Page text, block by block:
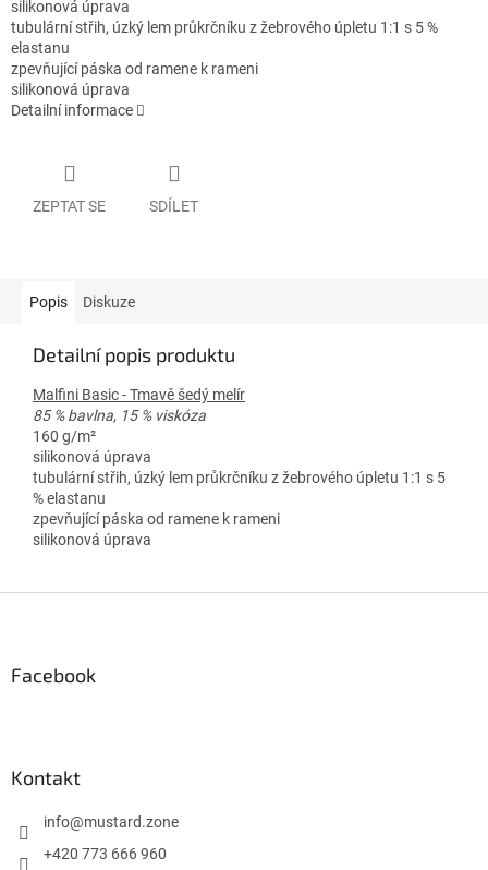
silikonová úprava
tubulární střih, úzký lem průkrčníku z žebrového úpletu 1:1 s 5 %
elastanu
zpevňující páska od ramene k rameni
silikonová úprava
Detailní informace
ZEPTAT SE SDÍLET
Popis Diskuze
Detailní popis produktu
Malfini Basic - Tmavě šedý melír
85 % bavlna, 15 % viskóza
160 g/m²
silikonová úprava
tubulární střih, úzký lem průkrčníku z žebrového úpletu 1:1 s 5
% elastanu
zpevňující páska od ramene k rameni
silikonová úprava
Facebook
Kontakt
info@mustard.zone
+420 773 666 960